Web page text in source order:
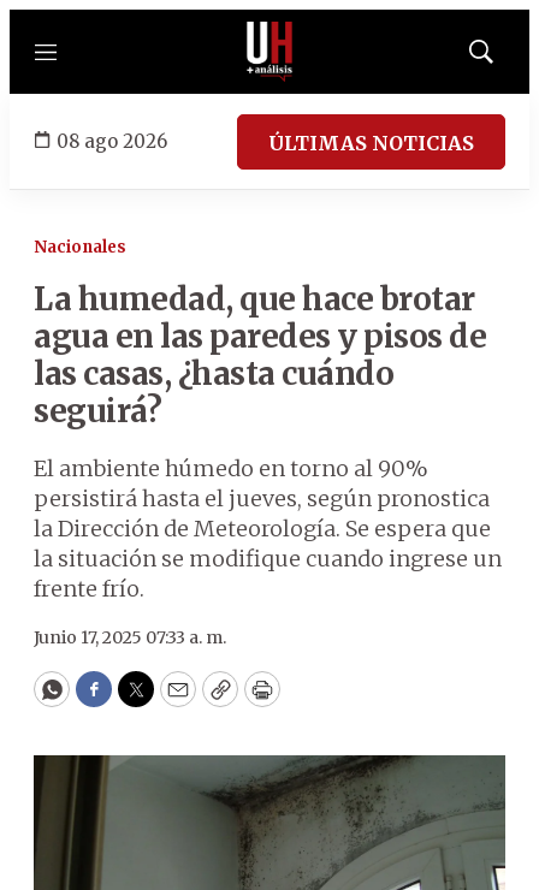
Menú
Mostrar
08 ago 2026 ÚLTIMAS NOTICIAS
Nacionales
La humedad, que hace brotar
agua en las paredes y pisos de
las casas, ¿hasta cuándo
seguirá?
El ambiente húmedo en torno al 90%
persistirá hasta el jueves, según pronostica
la Dirección de Meteorología. Se espera que
la situación se modifique cuando ingrese un
frente frío.
Junio 17, 2025 07:33 a. m.
WhatsApp
Facebook
Twitter
EmailCopyPrint